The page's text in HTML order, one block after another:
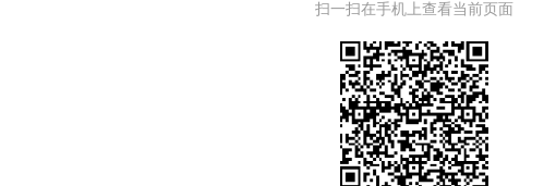
扫一扫在手机上查看当前页面